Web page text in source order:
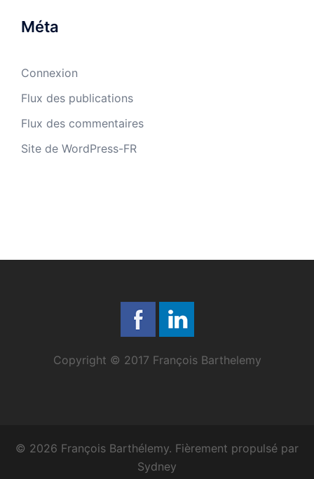
Méta
Connexion
Flux des publications
Flux des commentaires
Site de WordPress-FR
Copyright © 2017 François Barthelemy
© 2026 François Barthélemy. Fièrement propulsé par
Sydney